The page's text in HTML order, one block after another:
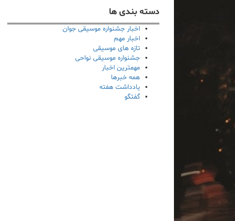
دسته بندی ها
اخبار جشنواره موسیقی جوان
اخبار مهم
تازه های موسیقی
جشنواره موسیقی نواحی
مهمترین اخبار
همه خبرها
یادداشت هفته
گفتگو